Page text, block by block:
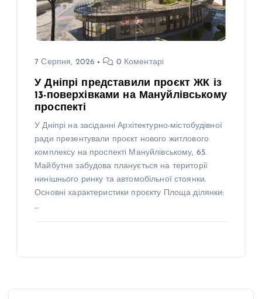
7 Серпня, 2026 0 Коментарі
У Дніпрі представили проєкт ЖК із
13-поверхівками на Мануйлівському
проспекті
У Дніпрі на засіданні Архітектурно-містобудівної
ради презентували проєкт нового житлового
комплексу на проспекті Мануйлівському, 65.
Майбутня забудова планується на території
нинішнього ринку та автомобільної стоянки.
Основні характеристики проєкту Площа ділянки:
…